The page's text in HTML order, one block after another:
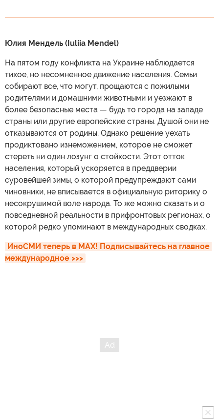
Юлия Мендель (Iuliia Mendel)
На пятом году конфликта на Украине наблюдается
тихое, но несомненное движение населения. Семьи
собирают все, что могут, прощаются с пожилыми
родителями и домашними животными и уезжают в
более безопасные места — будь то города на западе
страны или другие европейские страны. Душой они не
отказываются от родины. Однако решение уехать
продиктовано изнеможением, которое не сможет
стереть ни один лозунг о стойкости. Этот отток
населения, который ускоряется в преддверии
суровейшей зимы, о которой предупреждают сами
чиновники, не вписывается в официальную риторику о
несокрушимой воле народа. То же можно сказать и о
повседневной реальности в прифронтовых регионах, о
которой редко упоминают в международных сводках.
ИноСМИ теперь в MAX! Подписывайтесь на главное
международное >>>